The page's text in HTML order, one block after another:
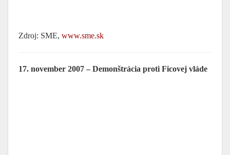
Zdroj: SME, www.sme.sk
17. november 2007 – Demonštrácia proti Ficovej vláde